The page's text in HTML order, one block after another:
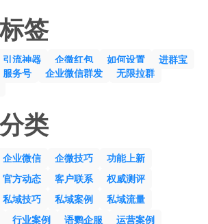
标签
引流神器 企微红包 如何设置
进群宝
服务号 企业微信群发
无限拉群
分类
企业微信 企微技巧
功能上新
官方动态 客户联系
权威测评
私域技巧 私域案例
私域流量
行业案例 语鹦企服 运营案例